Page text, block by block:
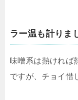
ラー温も計りま
味噌系は熱ければ
ですが、チョイ惜